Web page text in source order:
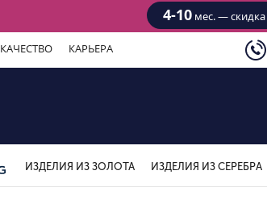
4-10мес. — скидка
КАЧЕСТВО КАРЬЕРА 4434
ИЗДЕЛИЯ ИЗ ЗОЛОТА ИЗДЕЛИЯ ИЗ СЕРЕБРА